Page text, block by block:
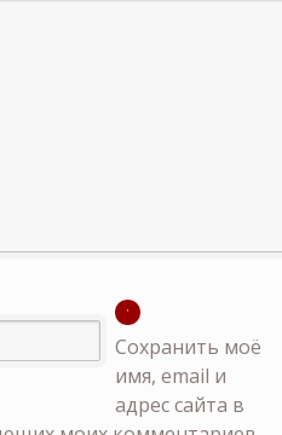
Сохранить моё
имя, email и
адрес сайта в